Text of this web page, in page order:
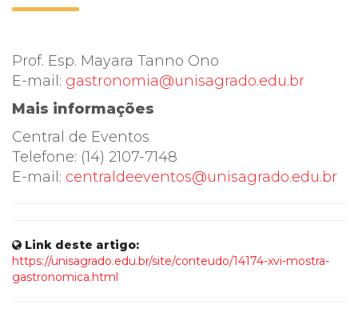
Prof. Esp. Mayara Tanno Ono
E-mail: gastronomia@unisagrado.edu.br
Mais informações
Central de Eventos
Telefone: (14) 2107-7148
E-mail: centraldeeventos@unisagrado.edu.br
Link deste artigo:
https://unisagrado.edu.br/site/conteudo/14174-xvi-mostra-
gastronomica.html